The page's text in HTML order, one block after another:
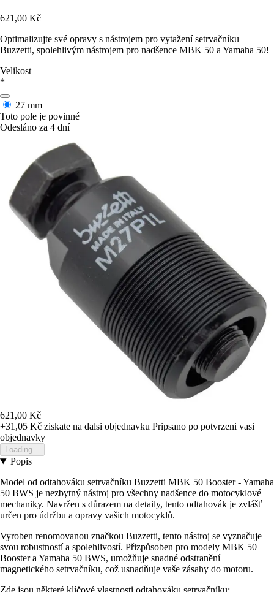
621,00 Kč
Optimalizujte své opravy s nástrojem pro vytažení setrvačníku
Buzzetti, spolehlivým nástrojem pro nadšence MBK 50 a Yamaha 50!
Velikost
*
27 mm
Toto pole je povinné
Odesláno za 4 dní
621,00 Kč
+31,05 Kč ziskate na dalsi objednavku Pripsano po potvrzeni vasi
objednavky
Loading...
Popis
Model od odtahováku setrvačníku Buzzetti MBK 50 Booster - Yamaha
50 BWS je nezbytný nástroj pro všechny nadšence do motocyklové
mechaniky. Navržen s důrazem na detaily, tento odtahovák je zvlášť
určen pro údržbu a opravy vašich motocyklů.
Vyroben renomovanou značkou Buzzetti, tento nástroj se vyznačuje
svou robustností a spolehlivostí. Přizpůsoben pro modely MBK 50
Booster a Yamaha 50 BWS, umožňuje snadné odstranění
magnetického setrvačníku, což usnadňuje vaše zásahy do motoru.